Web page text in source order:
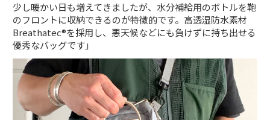
少し暖かい日も増えてきましたが、水分補給用のボトルを鞄
のフロントに収納できるのが特徴的です。高透湿防水素材
Breathatec®︎を採用し、悪天候などにも負けずに持ち出せる
優秀なバッグです」